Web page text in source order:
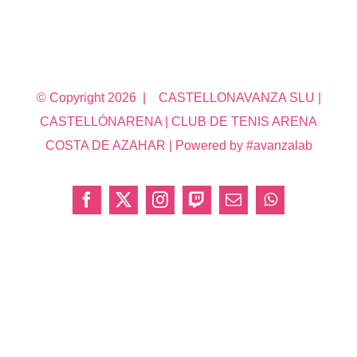
© Copyright 2026 | CASTELLONAVANZA SLU |
CASTELLÓNARENA | CLUB DE TENIS ARENA
COSTA DE AZAHAR | Powered by #avanzalab
Facebook
X InstagramTwitchCorreoWhatsApp